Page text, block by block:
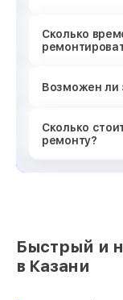
Сколько
Возможен ли
Сколько
ремонту?
Быстрый и
в Казани